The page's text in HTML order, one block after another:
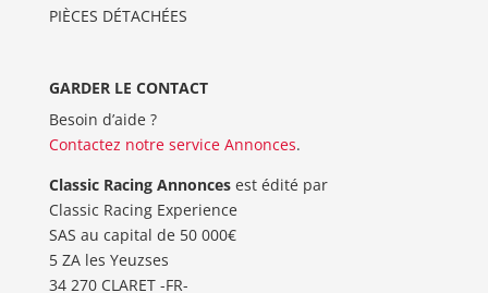
PIÈCES DÉTACHÉES
GARDER LE CONTACT
Besoin d’aide ?
Contactez notre service Annonces.
Classic Racing Annoncesest édité par
Classic Racing Experience
SAS au capital de 50 000€
5 ZA les Yeuzses
34 270 CLARET -FR-